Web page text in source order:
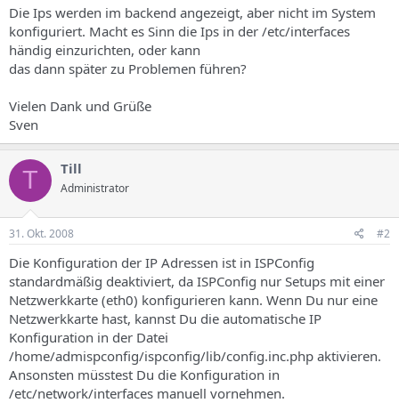
m
s
m
Die Ips werden im backend angezeigt, aber nicht im System
konfiguriert. Macht es Sinn die Ips in der /etc/interfaces
händig einzurichten, oder kann
das dann später zu Problemen führen?
Vielen Dank und Grüße
Sven
T Till
Administrator
31. Okt. 2008 #2
Die Konfiguration der IP Adressen ist in ISPConfig
standardmäßig deaktiviert, da ISPConfig nur Setups mit einer
Netzwerkkarte (eth0) konfigurieren kann. Wenn Du nur eine
Netzwerkkarte hast, kannst Du die automatische IP
Konfiguration in der Datei
/home/admispconfig/ispconfig/lib/config.inc.php aktivieren.
Ansonsten müsstest Du die Konfiguration in
/etc/network/interfaces manuell vornehmen.